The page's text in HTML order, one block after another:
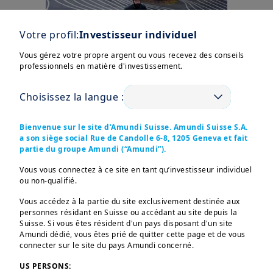
Votre profil:Investisseur individuel
Vous gérez votre propre argent ou vous recevez des conseils
professionnels en matière d'investissement.
Choisissez la langue :
Bienvenue sur le site d’Amundi Suisse. Amundi Suisse S.A.
a son siège social Rue de Candolle 6-8, 1205 Geneva et fait
partie du groupe Amundi (“Amundi”).
Vous vous connectez à ce site en tant qu’investisseur individuel
ou non-qualifié.
Vous accédez à la partie du site exclusivement destinée aux
personnes résidant en Suisse ou accédant au site depuis la
Suisse. Si vous êtes résident d'un pays disposant d'un site
Amundi dédié, vous êtes prié de quitter cette page et de vous
connecter sur le site du pays Amundi concerné.
US PERSONS:
Le contexte macro-
économique
Le contexte économique,
l’évolution des marchés
financiers et des tensions
géopolitiques peuvent
impacter vos placements.